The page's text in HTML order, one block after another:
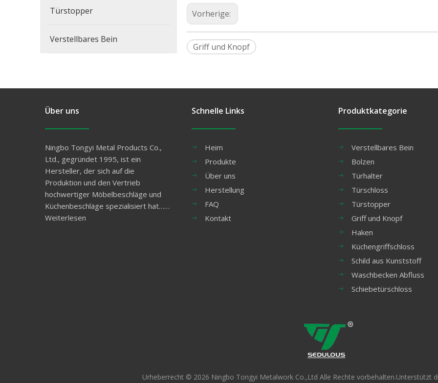
Türstopper
Verstellbares Bein
Vorherige:
Griff und Knopf
Über uns
Ningbo Tongyi Metal Products Co.,
Ltd., gegründet 1995, ist ein
Hersteller, der sich auf die
Produktion und den Vertrieb
hochwertiger Möbelbeschläge und
Küchenbeschläge spezialisiert hat……
Weiterlesen
Schnelle Links
Heim
Produkte
Über uns
Herstellung
FAQ
Kontakt
Produktkategorie
Verstellbares Bein
Bolzen
Türhalter
Türschloss
Türstopper
Griff und Knopf
Haken
Küchengriffschloss
Schild aus Kunststoff
Waschbecken Abfluss
Schiebetürschloss
Urheberrecht © 2026 Ningbo Tongyi Metalwork Co.,Ltd Alle Rechte vorbehalten.Unterstützt